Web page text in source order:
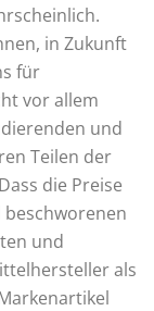
in Zukunft
für
vor allem
und
Teilen der
die Preise
und
als